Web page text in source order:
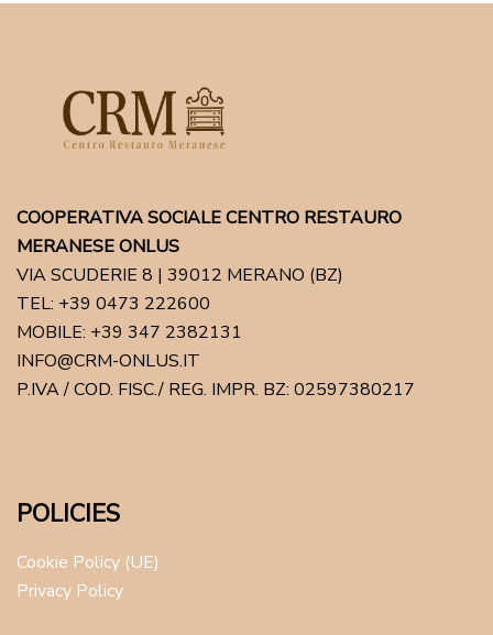
COOPERATIVA SOCIALE CENTRO RESTAURO
MERANESE ONLUS
VIA SCUDERIE 8 | 39012 MERANO (BZ)
TEL: +39 0473 222600
MOBILE: +39 347 2382131
INFO@CRM-ONLUS.IT
P.IVA / COD. FISC./ REG. IMPR. BZ: 02597380217
POLICIES
Cookie Policy (UE)
Privacy Policy